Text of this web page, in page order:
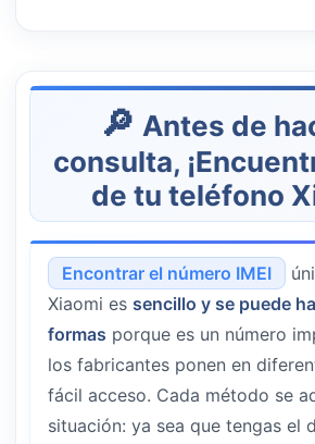
Antes de
consulta,
de tu teléfono
Encontrar el número IMEI
Xiaomi es sencillo y se puede
formas porque es un número
los fabricantes ponen en
fácil acceso. Cada método se
situación: ya sea que tengas el